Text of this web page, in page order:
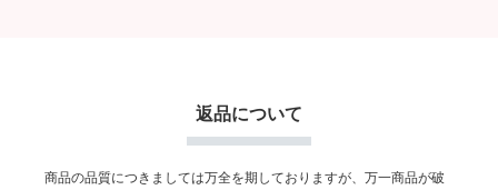
返品について
商品の品質につきましては万全を期しておりますが、万一商品が破